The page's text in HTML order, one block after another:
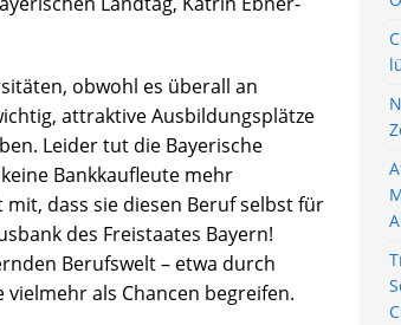
obwohl es überall an
attraktive Ausbildungsplätze
Leider tut die Bayerische
Bankkaufleute mehr
dass sie diesen Beruf selbst für
des Freistaates Bayern!
Berufswelt – etwa durch
als Chancen begreifen.